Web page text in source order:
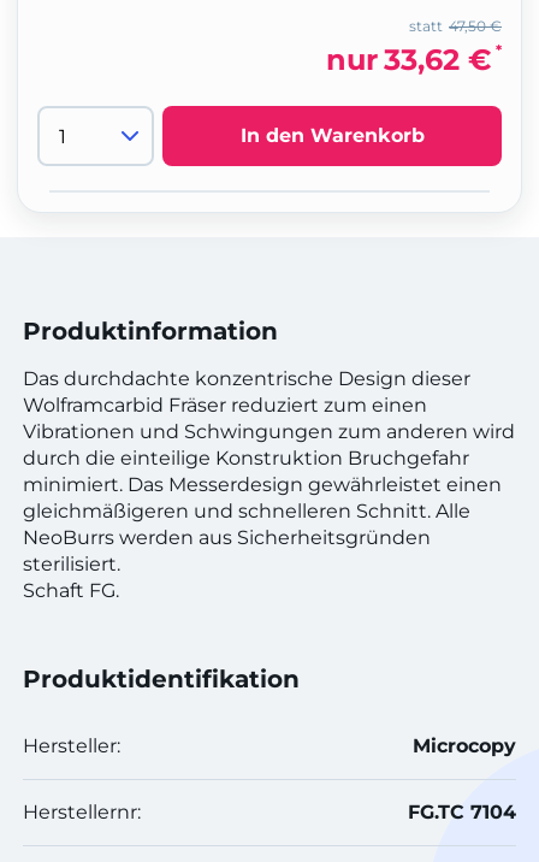
47,50 €
statt
nur33,62 € *
In den Warenkorb
Produktinformation
Das durchdachte konzentrische Design dieser
Wolframcarbid Fräser reduziert zum einen
Vibrationen und Schwingungen zum anderen wird
durch die einteilige Konstruktion Bruchgefahr
minimiert. Das Messerdesign gewährleistet einen
gleichmäßigeren und schnelleren Schnitt. Alle
NeoBurrs werden aus Sicherheitsgründen
sterilisiert.
Schaft FG.
Produktidentifikation
Hersteller: Microcopy
Herstellernr: FG.TC 7104